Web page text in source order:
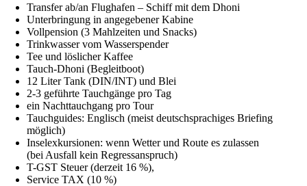
Transfer ab/an Flughafen – Schiff mit dem Dhoni
Unterbringung in angegebener Kabine
Vollpension (3 Mahlzeiten und Snacks)
Trinkwasser vom Wasserspender
Tee und löslicher Kaffee
Tauch-Dhoni (Begleitboot)
12 Liter Tank (DIN/INT) und Blei
2-3 geführte Tauchgänge pro Tag
ein Nachttauchgang pro Tour
Tauchguides: Englisch (meist deutschsprachiges Briefing
möglich)
Inselexkursionen: wenn Wetter und Route es zulassen
(bei Ausfall kein Regressanspruch)
T-GST Steuer (derzeit 16 %),
Service TAX (10 %)